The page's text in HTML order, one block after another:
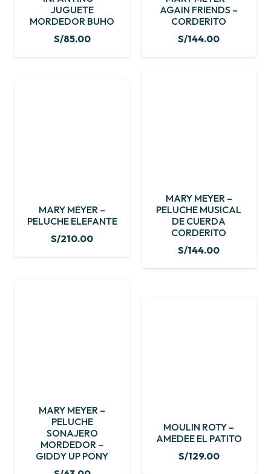
JUGUETE
MORDEDOR BUHO
S/85.00
AGAIN FRIENDS –
CORDERITO
S/144.00
MARY MEYER –
PELUCHE ELEFANTE
S/210.00
MARY MEYER –
PELUCHE MUSICAL
DE CUERDA
CORDERITO
S/144.00
MARY MEYER –
PELUCHE
SONAJERO
MORDEDOR –
GIDDY UP PONY
MOULIN ROTY –
AMEDEE EL PATITO
S/129.00